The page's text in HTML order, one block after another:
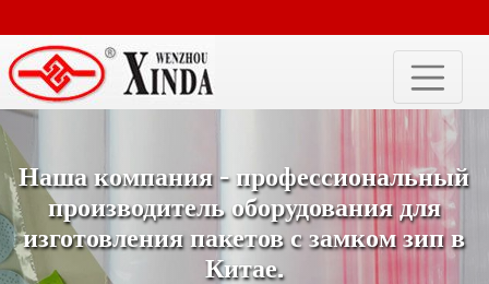
Наша компания - профессиональный
производитель оборудования для
изготовления пакетов с замком зип в
Китае.